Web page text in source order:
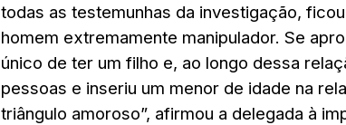
todas as testemunhas da investigação,
homem extremamente manipulador. Se
único de ter um filho e, ao longo dessa
pessoas e inseriu um menor de idade na
triângulo amoroso”, afirmou a delegada à